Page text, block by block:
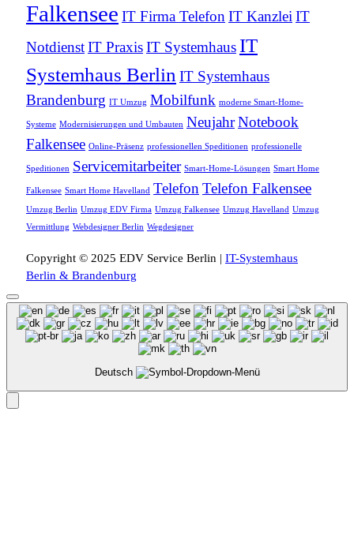
Falkensee IT Firma Telefon IT Kanzlei IT
NotdienstIT PraxisIT Systemhaus IT
Systemhaus Berlin IT Systemhaus
Brandenburg IT Umzug Mobilfunk moderne Smart-Home-
Systeme Modernisierungen und Umbauten NeujahrNotebook
Falkensee Online-Präsenz professionellen Speditionen professionelle
Speditionen Servicemitarbeiter Smart-Home-Lösungen Smart Home
Falkensee Smart Home Havelland Telefon Telefon Falkensee
Umzug Berlin Umzug EDV Firma Umzug Falkensee Umzug Havelland Umzug
Vermittlung Webdesigner Berlin Wegdesigner
Copyright © 2025 EDV Service Berlin | IT-Systemhaus
Berlin & Brandenburg
Deutsch